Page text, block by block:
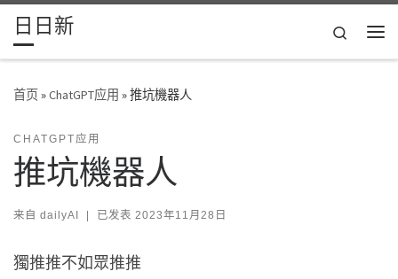
Skip to content
日日新
Search
首页»ChatGPT应用 »推坑機器人
CHATGPT应用
推坑機器人
来自 dailyAI | 已发表 2023年11月28日
獨推推不如眾推推